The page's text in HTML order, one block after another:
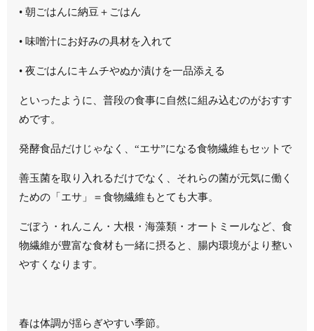
• 朝ごはんに納豆＋ごはん
• 味噌汁にお好みの具材を入れて
• 夜ごはんにキムチやぬか漬けを一品添える
といったように、普段の食事に自然に組み込むのがおすす
めです。
発酵食品だけじゃなく、“エサ”になる食物繊維もセットで
善玉菌を取り入れるだけでなく、それらの菌が元気に働く
ための「エサ」＝食物繊維もとても大事。
ごぼう・れんこん・大根・海藻類・オートミールなど、食
物繊維が豊富な食材も一緒に摂ると、腸内環境がより整い
やすくなります。
春は体調が揺らぎやすい季節。